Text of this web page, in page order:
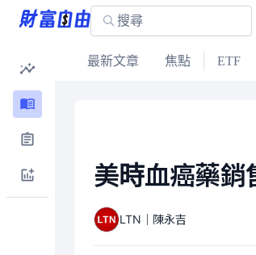
最新文章 焦點 ETF
美時血癌藥銷
LTN｜陳永吉